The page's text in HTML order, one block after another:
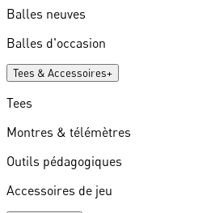
Balles neuves
Balles d'occasion
Tees & Accessoires+
Tees
Montres & télémètres
Outils pédagogiques
Accessoires de jeu